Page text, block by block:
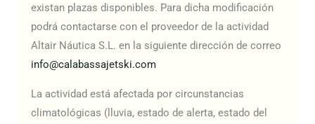
existan plazas disponibles. Para dicha modificación
podrá contactarse con el proveedor de la actividad
Altair Náutica S.L. en la siguiente dirección de correo
info@calabassajetski.com
La actividad está afectada por circunstancias
climatológicas (lluvia, estado de alerta, estado del